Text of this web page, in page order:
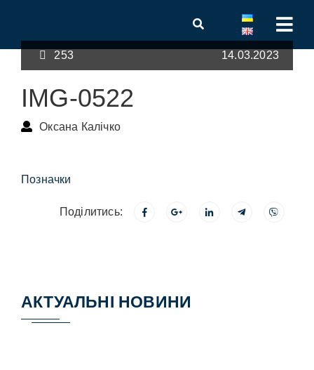
253 14.03.2023
IMG-0522
Оксана Калічко
Позначки
Поділитись:
АКТУАЛЬНІ НОВИНИ